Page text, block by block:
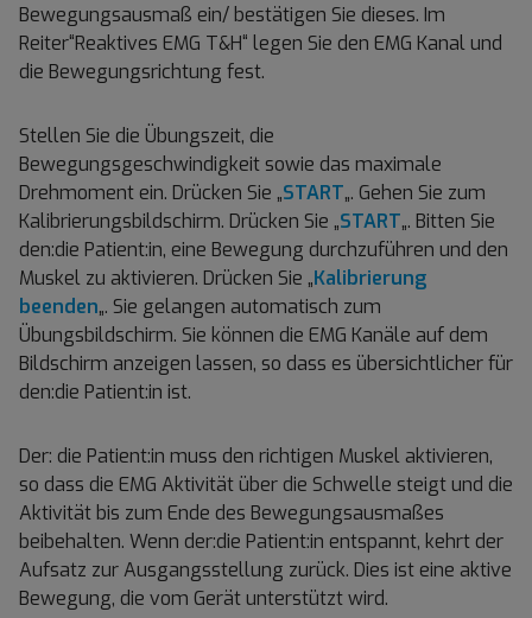
Bewegungsausmaß ein/ bestätigen Sie dieses. Im
Reiter“Reaktives EMG T&H“ legen Sie den EMG Kanal und
die Bewegungsrichtung fest.
Stellen Sie die Übungszeit, die
Bewegungsgeschwindigkeit sowie das maximale
Drehmoment ein. Drücken Sie „START„. Gehen Sie zum
Kalibrierungsbildschirm. Drücken Sie „START„. Bitten Sie
den:die Patient:in, eine Bewegung durchzuführen und den
Muskel zu aktivieren. Drücken Sie „Kalibrierung
beenden„. Sie gelangen automatisch zum
Übungsbildschirm. Sie können die EMG Kanäle auf dem
Bildschirm anzeigen lassen, so dass es übersichtlicher für
den:die Patient:in ist.
Der: die Patient:in muss den richtigen Muskel aktivieren,
so dass die EMG Aktivität über die Schwelle steigt und die
Aktivität bis zum Ende des Bewegungsausmaßes
beibehalten. Wenn der:die Patient:in entspannt, kehrt der
Aufsatz zur Ausgangsstellung zurück. Dies ist eine aktive
Bewegung, die vom Gerät unterstützt wird.